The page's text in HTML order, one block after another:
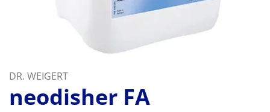
DR. WEIGERT
neodisher FA